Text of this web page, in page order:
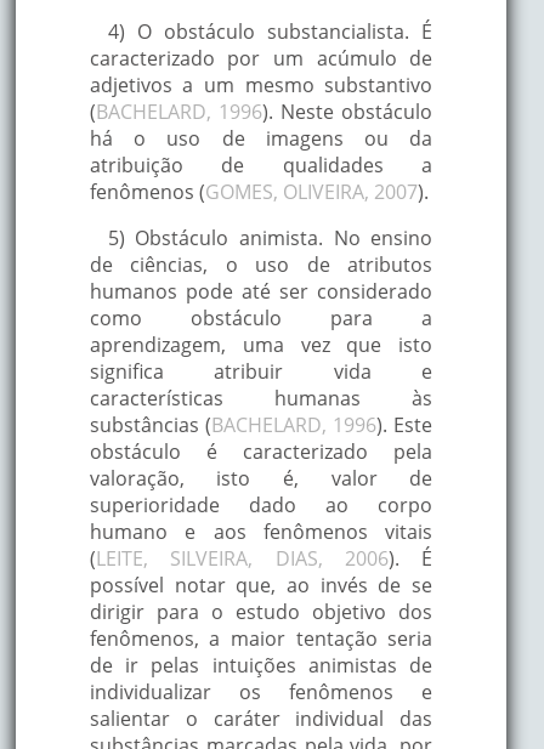
4) O obstáculo substancialista. É
caracterizado por um acúmulo de
adjetivos a um mesmo substantivo
(BACHELARD, 1996). Neste obstáculo
há o uso de imagens ou da
atribuição de qualidades a
fenômenos (GOMES, OLIVEIRA, 2007).
5) Obstáculo animista. No ensino
de ciências, o uso de atributos
humanos pode até ser considerado
como obstáculo para a
aprendizagem, uma vez que isto
significa atribuir vida e
características humanas às
substâncias (BACHELARD, 1996). Este
obstáculo é caracterizado pela
valoração, isto é, valor de
superioridade dado ao corpo
humano e aos fenômenos vitais
(LEITE, SILVEIRA, DIAS, 2006). É
possível notar que, ao invés de se
dirigir para o estudo objetivo dos
fenômenos, a maior tentação seria
de ir pelas intuições animistas de
individualizar os fenômenos e
salientar o caráter individual das